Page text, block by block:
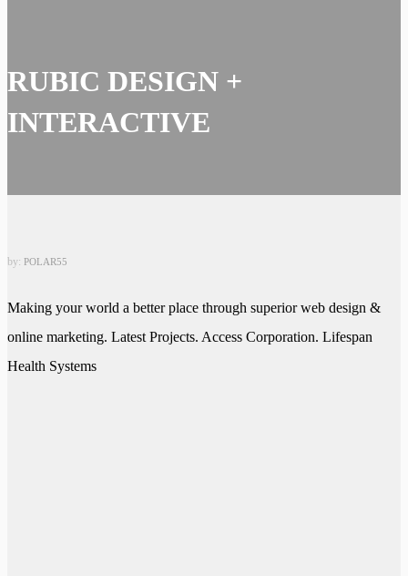
RUBIC DESIGN +
INTERACTIVE
by: POLAR55
Making your world a better place through superior web design &
online marketing. Latest Projects. Access Corporation. Lifespan
Health Systems